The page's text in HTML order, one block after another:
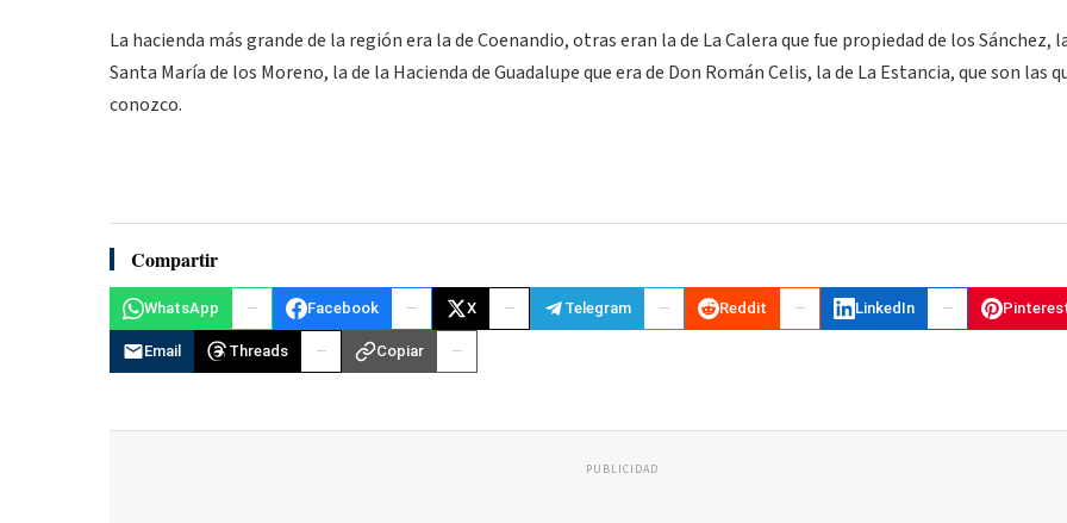
La hacienda más grande de la región era la de Coenandio, otras eran la de La Calera que fue propiedad de los Sánchez,
Santa María de los Moreno, la de la Hacienda de Guadalupe que era de Don Román Celis, la de La Estancia, que son las
conozco.
Compartir
WhatsApp Facebook X Telegram Reddit LinkedIn
Email Threads Copiar
PUBLICIDAD